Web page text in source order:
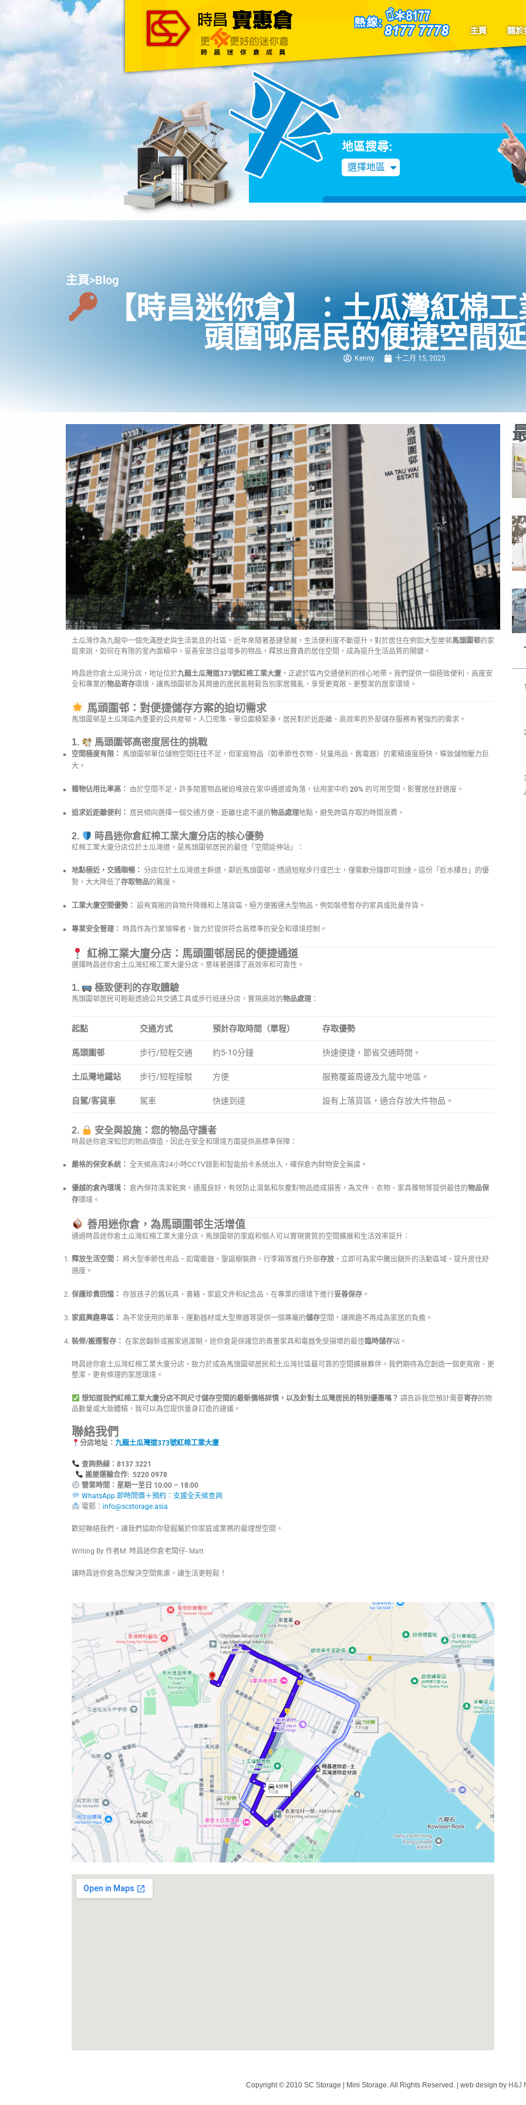
主頁 關於我們 聯絡我們
地區搜尋:
選擇地區
主頁>Blog
【時昌迷你倉】：土瓜灣紅棉
頭圍邨居民的便捷空間
Kenny 十二月 15, 2025
土瓜灣作為九龍中一個充滿歷史與生活氣息的社區，近年來隨著基建發展，生活便利度不斷提升。對於居住在例如大型屋邨馬頭圍邨的家
庭來說，如何在有限的室內面積中，妥善安放日益增多的物品，釋放出寶貴的居住空間，成為提升生活品質的關鍵。
時昌迷你倉土瓜灣分店，地址位於九龍土瓜灣道373號紅棉工業大廈 ，正處於區內交通便利的核心地帶。我們提供一個極致便利、高度安
全和專業的物品寄存環境，讓馬頭圍邨及其周邊的居民能輕鬆告別家居雜亂，享受更寬敞、更整潔的居家環境。
馬頭圍邨：對便捷儲存方案的迫切需求
馬頭圍邨是土瓜灣區內重要的公共屋邨，人口密集、單位面積緊湊，居民對於近距離、高效率的外部儲存服務有著強烈的需求。
1. 馬頭圍邨高密度居住的挑戰
空間極度有限： 馬頭圍邨單位儲物空間往往不足，但家庭物品（如季節性衣物、兒童用品、舊電器）的累積速度極快，導致儲物壓力巨
大。
雜物佔用比率高： 由於空間不足，許多閒置物品被迫堆放在家中通道或角落，佔用家中約 20% 的可用空間，影響居住舒適度。
追求近距離便利： 居民傾向選擇一個交通方便、距離住處不遠的物品處理地點，避免跨區存取的時間浪費。
2. 時昌迷你倉紅棉工業大廈分店的核心優勢
紅棉工業大廈分店位於土瓜灣道，是馬頭圍邨居民的最佳「空間延伸站」：
地點極近，交通順暢： 分店位於土瓜灣道主幹道，鄰近馬頭圍邨，透過短程步行或巴士，僅需數分鐘即可到達。這份「近水樓台」的優
勢，大大降低了存取物品的難度。
工業大廈空間優勢： 設有寬敞的貨物升降機和上落貨區，極方便搬運大型物品，例如裝修暫存的家具或批量存貨。
專業安全管理： 時昌作為行業領導者，致力於提供符合高標準的安全和環境控制。
紅棉工業大廈分店：馬頭圍邨居民的便捷通道
選擇時昌迷你倉土瓜灣紅棉工業大廈分店，意味著選擇了高效率和可靠性。
1. 極致便利的存取體驗
馬頭圍邨居民可輕鬆透過公共交通工具或步行抵達分店，實現高效的物品處理 ：
起點 交通方式 預計存取時間（單程） 存取優勢
馬頭圍邨 步行/短程交通 約5-10分鐘 快速便捷，節省交通時間。
土瓜灣地鐵站 步行/短程接駁 方便 服務覆蓋周邊及九龍中地區。
自駕/客貨車 駕車 快速到達 設有上落貨區，適合存放大件物品。
2. 安全與設施：您的物品守護者
時昌迷你倉深知您的物品價值，因此在安全和環境方面提供高標準保障：
嚴格的保安系統： 全天候高清24小時CCTV錄影和智能拍卡系統出入，確保倉內財物安全無虞。
優越的倉內環境： 倉內保持清潔乾爽，通風良好，有效防止濕氣和灰塵對物品造成損害，為文件、衣物、家具雜物等提供最佳的物品保
存環境。
善用迷你倉，為馬頭圍邨生活增值
通過時昌迷你倉土瓜灣紅棉工業大廈分店，馬頭圍邨的家庭和個人可以實現實質的空間擴展和生活效率提升：
釋放生活空間： 將大型季節性用品、如電暖器、聖誕樹裝飾、行李箱等進行外部存放 ，立即可為家中騰出額外的活動區域，提升居住舒
適度。
保護珍貴回憶： 存放孩子的舊玩具、書籍、家庭文件和紀念品，在專業的環境下進行妥善保存 。
家庭興趣專區： 為不常使用的單車、運動器材或大型樂器等提供一個專屬的儲存空間，讓興趣不再成為家居的負擔。
裝修/搬遷暫存： 在家居翻新或搬家過渡期，迷你倉是保護您的貴重家具和電器免受損壞的最佳臨時儲存站。
時昌迷你倉土瓜灣紅棉工業大廈分店，致力於成為馬頭圍邨居民和土瓜灣社區最可靠的空間擴展夥伴。我們期待為您創造一個更寬敞、更
整潔、更有條理的家居環境。
想知道我們紅棉工業大廈分店不同尺寸儲存空間的最新價格詳情，以及針對土瓜灣居民的特別優惠嗎？ 請告訴我您預計需要寄存的物
品數量或大致體積，我可以為您提供量身訂造的建議。
聯絡我們
分店地址： 九龍土瓜灣道373號紅棉工業大廈
查詢熱線：8137 3221
搬屋運輸合作: 5220 0978
營業時間：星期一至日 10:00 – 18:00
WhatsApp 即時問價＋預約：支援全天候查詢
電郵： info@scstorage.asia
歡迎聯絡我們，讓我們協助你發掘屬於你家庭或業務的最理想空間。
Writing By 作者M: 時昌迷你倉老闆仔- Matt
讓時昌迷你倉為您解決空間焦慮，讓生活更輕鬆！
Copyright © 2010 SC Storage | Mini Storage. All Rights Reserved. | web design by H&J